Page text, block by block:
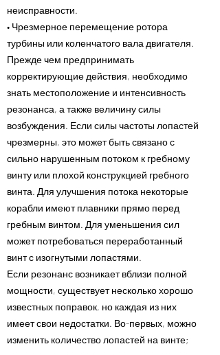
неисправности.
• Чрезмерное перемещение ротора
турбины или коленчатого вала двигателя.
Прежде чем предпринимать
корректирующие действия, необходимо
знать местоположение и интенсивность
резонанса, а также величину силы
возбуждения. Если силы частоты лопастей
чрезмерны, это может быть связано с
сильно нарушенным потоком к гребному
винту или плохой конструкцией гребного
винта. Для улучшения потока некоторые
корабли имеют плавники прямо перед
гребным винтом. Для уменьшения сил
может потребоваться переработанный
винт с изогнутыми лопастями.
Если резонанс возникает вблизи полной
мощности, существует несколько хорошо
известных поправок, но каждая из них
имеет свои недостатки. Во-первых, можно
изменить количество лопастей на винте;